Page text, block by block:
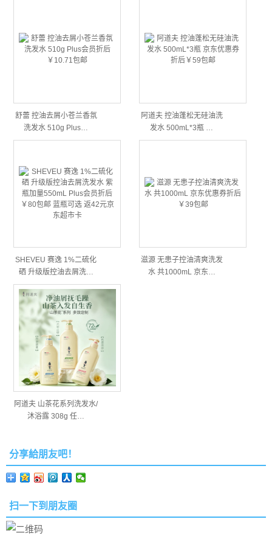
舒蕾 控油去屑小苍兰香氛
洗发水 510g Plus…
阿道夫 控油蓬松无硅油洗
发水 500mL*3瓶 …
SHEVEU 赛逸 1%二硫化
硒 升级版控油去屑洗…
滋源 无患子控油清爽洗发
水 共1000mL 京东…
阿道夫 山茶花系列洗发水/
沐浴露 308g 任…
分享給朋友吧！
扫一下到朋友圈